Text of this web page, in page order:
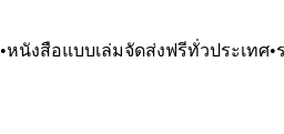
•หนังสือแบบเล่มจัดส่งฟรีทั่วประเทศ•